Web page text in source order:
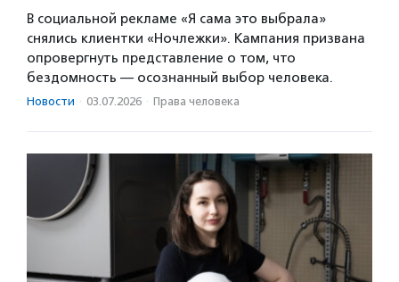
В социальной рекламе «Я сама это выбрала»
снялись клиентки «Ночлежки». Кампания призвана
опровергнуть представление о том, что
бездомность — осознанный выбор человека.
Новости · 03.07.2026 · Права человека